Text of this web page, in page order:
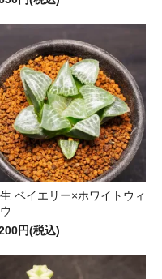
ベイエリー×ホワイトウィ
円(税込)